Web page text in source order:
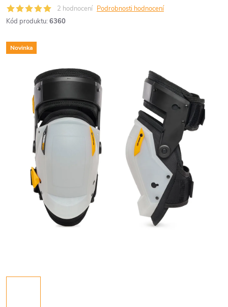
2 hodnocení Podrobnosti hodnocení
Kód produktu: 6360
Novinka